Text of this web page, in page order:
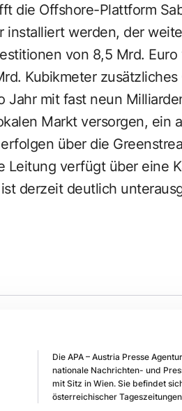
die Offshore-Plattform
installiert werden, der
von 8,5 Mrd.
Kubikmeter
Jahr mit fast neun
Markt versorgen, ein
über die
Leitung verfügt über eine
derzeit deutlich
Die APA – Austria Presse
nationale Nachrichten- und
mit Sitz in Wien. Sie befindet
österreichischer